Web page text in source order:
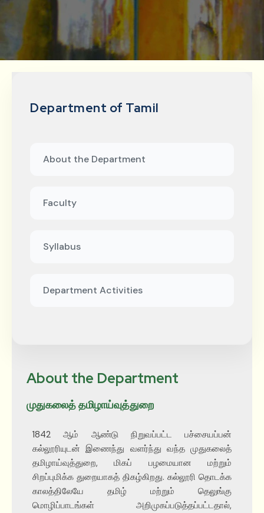
Department of Tamil
About the Department
Faculty
Syllabus
Department Activities
About the Department
முதுகலைத் தமிழாய்வுத்துறை
1842 ஆம் ஆண்டு நிறுவப்பட்ட பச்சையப்பன்
கல்லூரியுடன் இணைந்து வளர்ந்து வந்த முதுகலைத்
தமிழாய்வுத்துறை, மிகப் பழமையான மற்றும்
சிறப்புமிக்க துறையாகத் திகழ்கிறது. கல்லூரி தொடக்க
காலத்திலேயே தமிழ் மற்றும் தெலுங்கு
மொழிப்பாடங்கள் அறிமுகப்படுத்தப்பட்டதால்,